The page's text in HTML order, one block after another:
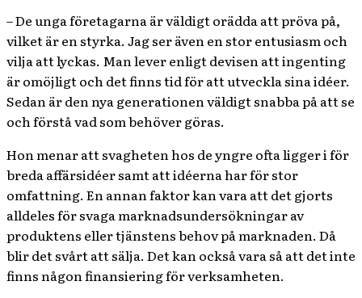
– De unga företagarna är väldigt orädda att pröva på,
vilket är en styrka. Jag ser även en stor entusiasm och
vilja att lyckas. Man lever enligt devisen att ingenting
är omöjligt och det finns tid för att utveckla sina idéer.
Sedan är den nya generationen väldigt snabba på att se
och förstå vad som behöver göras.
Hon menar att svagheten hos de yngre ofta ligger i för
breda affärsidéer samt att idéerna har för stor
omfattning. En annan faktor kan vara att det gjorts
alldeles för svaga marknadsundersökningar av
produktens eller tjänstens behov på marknaden. Då
blir det svårt att sälja. Det kan också vara så att det inte
finns någon finansiering för verksamheten.